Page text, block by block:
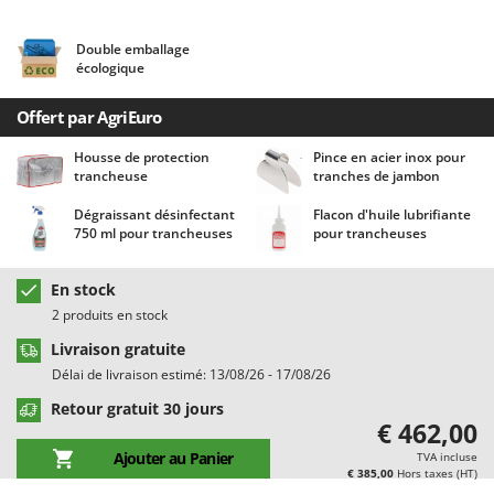
Cisailles à gazon à batterie
Cisailles taille-haies manuelles
Climatiseurs
Compresseurs d'air électriques
Compresseurs pour la récolte des olives et la taille
Coupe-bordures - Trimmers
Coupe-branches
Couveuses à œufs
Cultivateurs Tiller à ressorts - Extirpateurs
D
Débroussailleuses
Décompacteurs agricoles
Découpeurs plasma
Déplaqueuses de gazon
Batavia
Benassi
Beper
Berkel
Bernardi
Bertolini Pumps
Besser Vacuum
Bestway
Beta tools
Bissell
Black & Decker
BlackStone
Blue Bird
Bomet
Double emballage
écologique
Offert par AgriEuro
Housse de protection
trancheuse
Pince en acier inox pour
tranches de jambon
Dégraissant désinfectant
750 ml pour trancheuses
Flacon d'huile lubrifiante
pour trancheuses
En stock
2 produits en stock
Livraison gratuite
Délai de livraison estimé: 13/08/26 - 17/08/26
Retour gratuit 30 jours
Ajouter au Panier
€ 462,00
TVA incluse
€ 385,00 Hors taxes (HT)